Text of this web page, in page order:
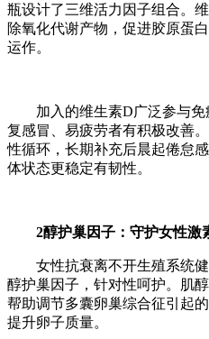
瓶设计了三维活力因子组合。
除氧化代谢产物，促进胶原蛋
运作。
加入的维生素D广泛参与
复感冒、易疲劳者有积极改善
性循环，长期补充后晨起倦怠
体状态更稳定有韧性。
2醇护巢因子：守护女性激
女性抗衰离不开生殖系统
醇护巢因子，针对性呵护。肌
帮助调节多囊卵巢综合征引起
提升卵子质量。